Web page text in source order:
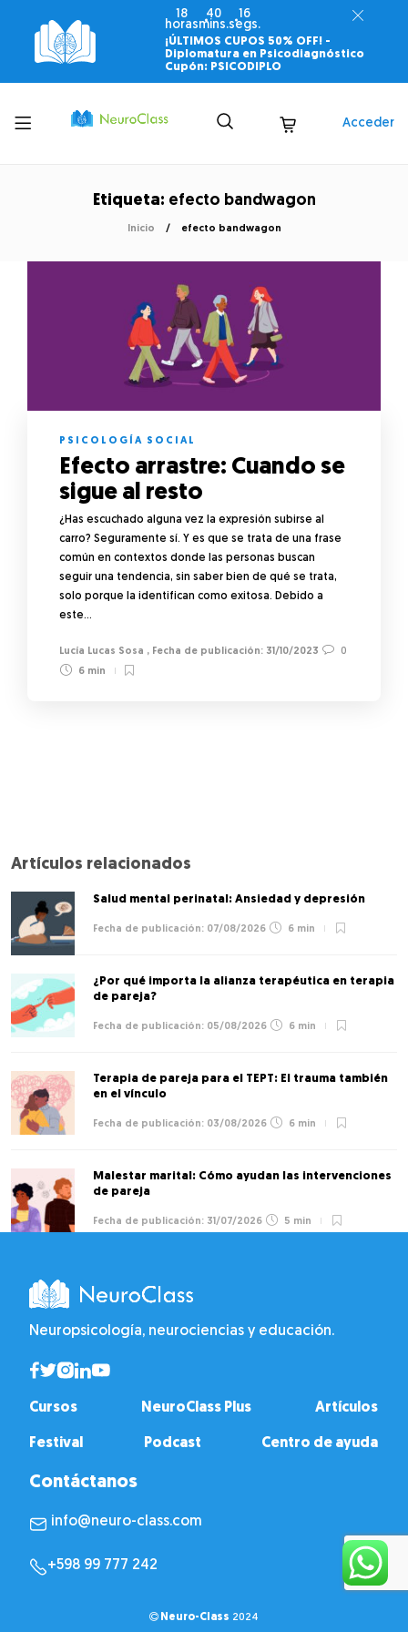
18
horas
40
mins.
16
segs.
¡ÚLTIMOS CUPOS 50% OFF! -
Diplomatura en Psicodiagnóstico
Cupón: PSICODIPLO
Toggle
menu
Acceder
Etiqueta: efecto bandwagon
Inicio efecto bandwagon
PSICOLOGÍA SOCIAL
Efecto arrastre: Cuando se
sigue al resto
¿Has escuchado alguna vez la expresión subirse al
carro? Seguramente sí. Y es que se trata de una frase
común en contextos donde las personas buscan
seguir una tendencia, sin saber bien de qué se trata,
solo porque la identifican como exitosa. Debido a
este…
Lucía Lucas Sosa , 31/10/2023
0
6 min
Artículos relacionados
Salud mental perinatal: Ansiedad y depresión
07/08/2026 6 min
¿Por qué importa la alianza terapéutica en terapia
de pareja?
05/08/2026 6 min
Terapia de pareja para el TEPT: El trauma también
en el vínculo
03/08/2026 6 min
Malestar marital: Cómo ayudan las intervenciones
de pareja
31/07/2026 5 min
Neuropsicología, neurociencias y educación.
Cursos NeuroClass Plus Artículos
Festival Podcast Centro de ayuda
Contáctanos
info@neuro-class.com
+598 99 777 242
Neuro-Class 2024